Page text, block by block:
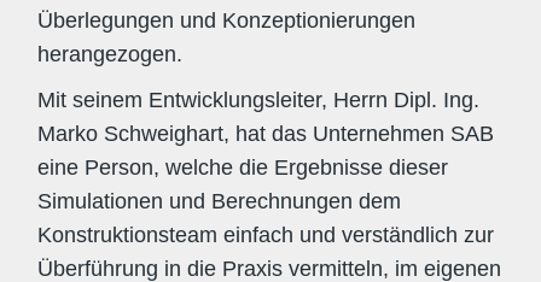
Überlegungen und Konzeptionierungen
herangezogen.
Mit seinem Entwicklungsleiter, Herrn Dipl. Ing.
Marko Schweighart, hat das Unternehmen SAB
eine Person, welche die Ergebnisse dieser
Simulationen und Berechnungen dem
Konstruktionsteam einfach und verständlich zur
Überführung in die Praxis vermitteln, im eigenen